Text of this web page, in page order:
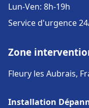
Lun-Ven: 8h-19h
Service d'urgence
Zone
Fleury les Aubrais,
Installation